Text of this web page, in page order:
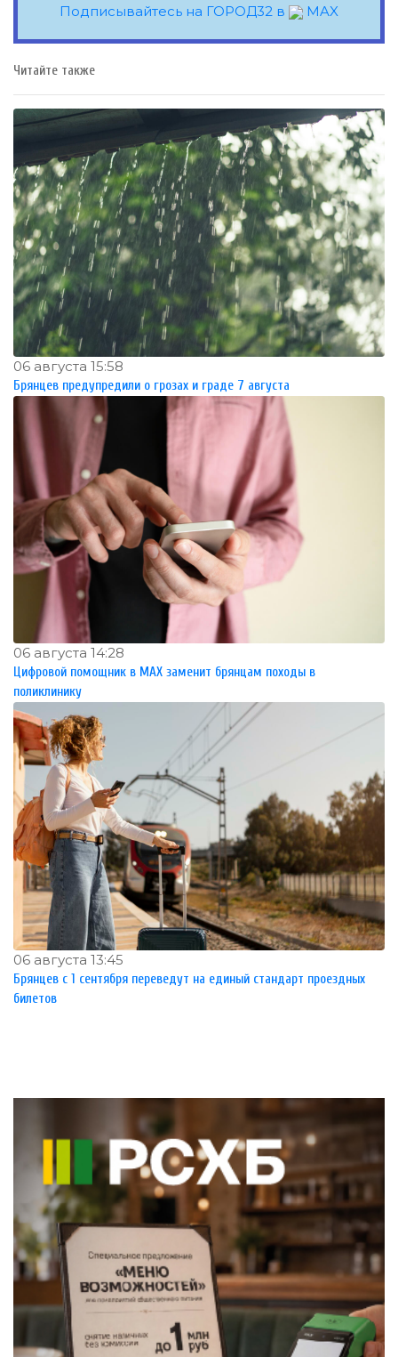
Подписывайтесь на ГОРОД32 в MAX
Читайте также
06 августа 15:58
Брянцев предупредили о грозах и граде 7 августа
06 августа 14:28
Цифровой помощник в MAX заменит брянцам походы в
поликлинику
06 августа 13:45
Брянцев с 1 сентября переведут на единый стандарт проездных
билетов